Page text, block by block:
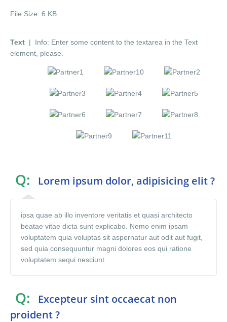
File Size: 6 KB
Text | Info: Enter some content to the textarea in the Text
element, please.
Q: Lorem ipsum dolor, adipisicing elit ?
ipsa quae ab illo inventore veritatis et quasi architecto
beatae vitae dicta sunt explicabo. Nemo enim ipsam
voluptatem quia voluptas sit aspernatur aut odit aut fugit,
sed quia consequuntur magni dolores eos qui ratione
voluptatem sequi nesciunt.
Q:
Excepteur sint occaecat non
proident ?